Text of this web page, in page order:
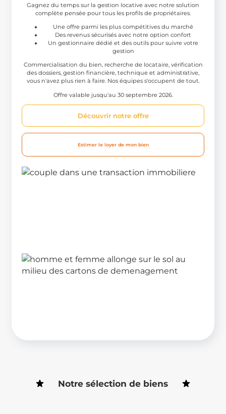
Gagnez du temps sur la gestion locative avec notre solution
complète pensée pour tous les profils de propriétaires.
Une offre parmi les plus compétitives du marché
Des revenus sécurisés avec notre option confort
Un gestionnaire dédié et des outils pour suivre votre
gestion
Commercialisation du bien, recherche de locataire, vérification
des dossiers, gestion financière, technique et administrative,
vous n'avez plus rien à faire. Nos équipes s'occupent de tout.
Offre valable jusqu'au 30 septembre 2026.
Découvrir notre offre
Estimer le loyer de mon bien
Notre sélection de biens